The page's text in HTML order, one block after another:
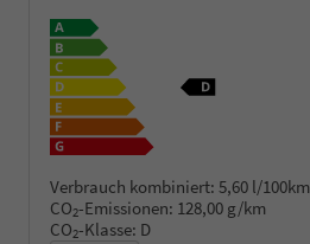
Verbrauch kombiniert: 5,60 l/100km
CO2-Emissionen: 128,00 g/km
CO2-Klasse: D